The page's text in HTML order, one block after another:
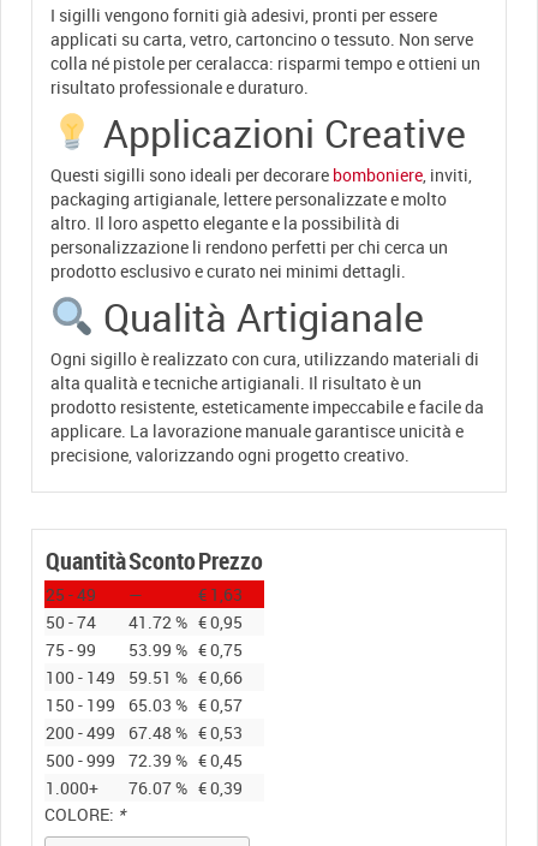
I sigilli vengono forniti già adesivi, pronti per essere
applicati su carta, vetro, cartoncino o tessuto. Non serve
colla né pistole per ceralacca: risparmi tempo e ottieni un
risultato professionale e duraturo.
Applicazioni Creative
Questi sigilli sono ideali per decorare bomboniere , inviti,
packaging artigianale, lettere personalizzate e molto
altro. Il loro aspetto elegante e la possibilità di
personalizzazione li rendono perfetti per chi cerca un
prodotto esclusivo e curato nei minimi dettagli.
Qualità Artigianale
Ogni sigillo è realizzato con cura, utilizzando materiali di
alta qualità e tecniche artigianali. Il risultato è un
prodotto resistente, esteticamente impeccabile e facile da
applicare. La lavorazione manuale garantisce unicità e
precisione, valorizzando ogni progetto creativo.
QuantitàScontoPrezzo
25 - 49 — € 1,63
50 - 74
41.72 % €0,95
75 - 99
53.99 % €0,75
100 - 149
59.51 % €0,66
150 - 199
65.03 % €0,57
200 - 499
67.48 % €0,53
500 - 999
72.39 % €0,45
1.000+
76.07 % €0,39
COLORE: *